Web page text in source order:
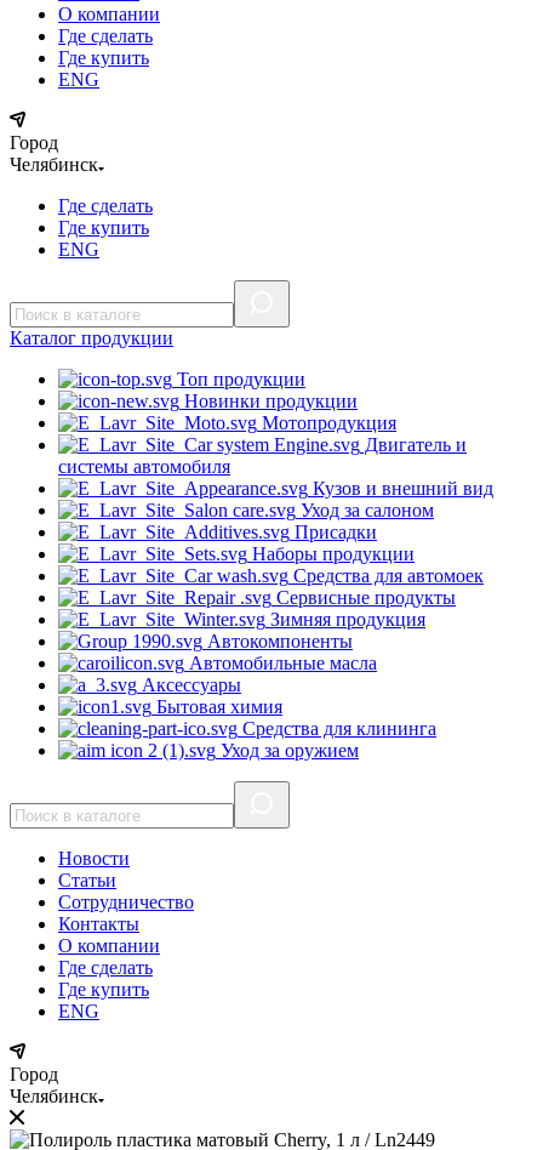
О компании
Где сделать
Где купить
ENG
Город
Челябинск
Где сделать
Где купить
ENG
Каталог продукции
Топ продукции
Новинки продукции
Мотопродукция
Двигатель и
системы автомобиля
Кузов и внешний вид
Уход за салоном
Присадки
Наборы продукции
Средства для автомоек
Сервисные продукты
Зимняя продукция
Автокомпоненты
Автомобильные масла
Аксессуары
Бытовая химия
Средства для клининга
Уход за оружием
Новости
Статьи
Сотрудничество
Контакты
О компании
Где сделать
Где купить
ENG
Город
Челябинск